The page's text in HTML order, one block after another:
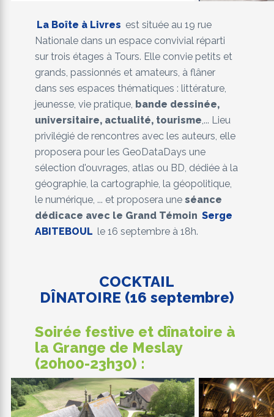
La Boîte à Livres est située au 19 rue
Nationale dans un espace convivial réparti
sur trois étages à Tours. Elle convie petits et
grands, passionnés et amateurs, à flâner
dans ses espaces thématiques : littérature,
jeunesse, vie pratique, bande dessinée,
universitaire, actualité, tourisme,... Lieu
privilégié de rencontres avec les auteurs, elle
proposera pour les GeoDataDays une
sélection d'ouvrages, atlas ou BD, dédiée à la
géographie, la cartographie, la géopolitique,
le numérique, ... et proposera une séance
dédicace avec le Grand Témoin Serge
ABITEBOUL le 16 septembre à 18h.
COCKTAIL
DÎNATOIRE (16 septembre)
Soirée festive et dînatoire à
la Grange de Meslay
(20h00-23h30) :